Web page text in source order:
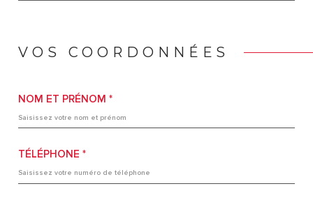
VOS COORDONNÉES
NOM ET PRÉNOM *
TÉLÉPHONE *